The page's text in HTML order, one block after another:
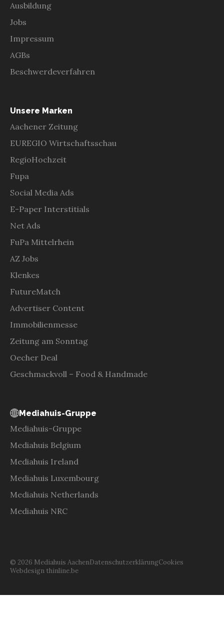
Ausbildung
Jobs
Impressum
AGBs
Beschwerdeverfahren
Unsere Marken
Aachener Zeitung
EUREGIO Wirtschaftsschau
RegioHochzeit
Fupa
Social Media Ads
E-Paper Interstitials
Net Ads
FuPa Mittelrhein
AZ Jobs
Klenkes
FutureMatch
Advertiser Content
Immobilienmesse
Zeitung am Sonntag
Oecher Deal
Geschmackvoll – Food & Handmade
Mediahuis-Gruppe
Mediahuis-Gruppe
Mediahuis Belgium
Mediahuis Ireland
Mediahuis Luxembourg
Mediahuis Netherlands
Mediahuis NRC
© 2026 Mediahuis AachenDatenschutzerklärungCookies
Webdesign thinline.be